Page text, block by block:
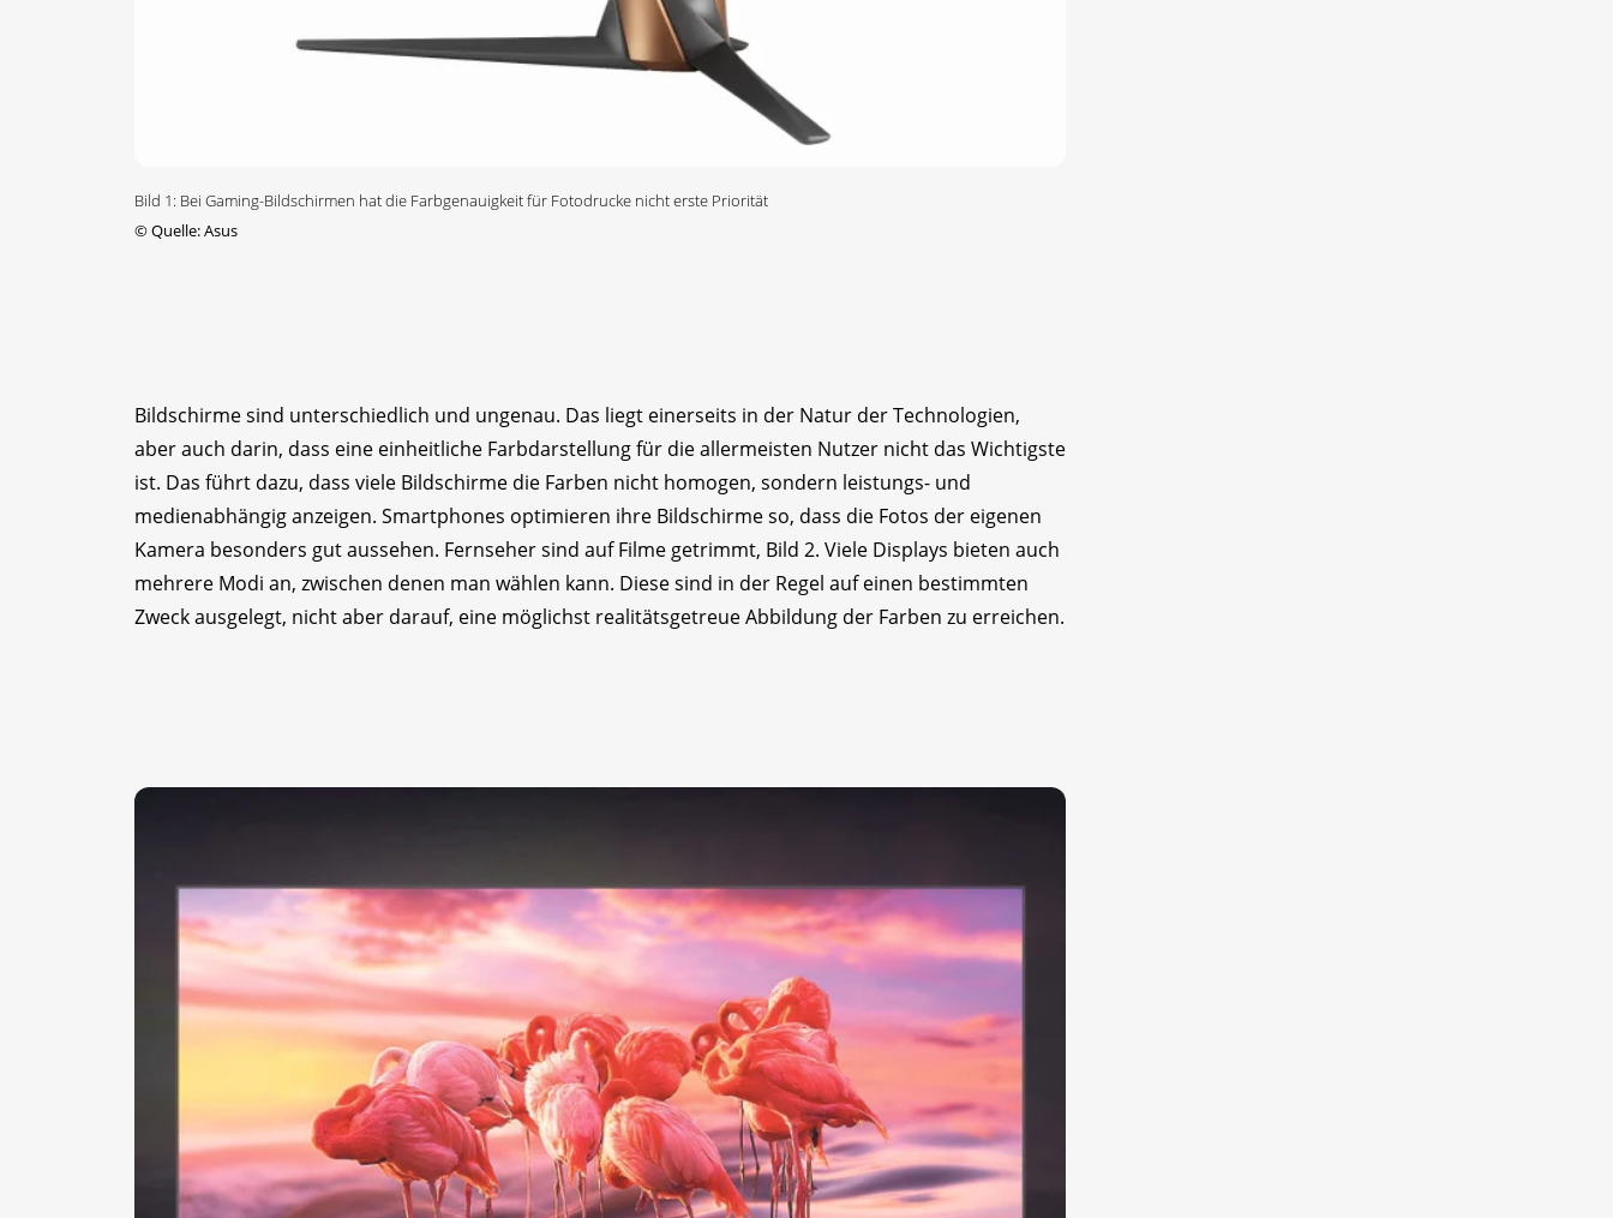
Bild 1: Bei Gaming-Bildschirmen hat die Farbgenauigkeit für Fotodrucke nicht erste Priorität
©Quelle: Asus
Bildschirme sind unterschiedlich und ungenau. Das liegt einerseits in der Natur der Technologien,
aber auch darin, dass eine einheitliche Farbdarstellung für die allermeisten Nutzer nicht das Wichtigste
ist. Das führt dazu, dass viele Bildschirme die Farben nicht homogen, sondern leistungs- und
medienabhängig anzeigen. Smartphones optimieren ihre Bildschirme so, dass die Fotos der eigenen
Kamera besonders gut aussehen. Fernseher sind auf Filme getrimmt, Bild 2. Viele Displays bieten auch
mehrere Modi an, zwischen denen man wählen kann. Diese sind in der Regel auf einen bestimmten
Zweck ausgelegt, nicht aber darauf, eine möglichst realitätsgetreue Abbildung der Farben zu erreichen.